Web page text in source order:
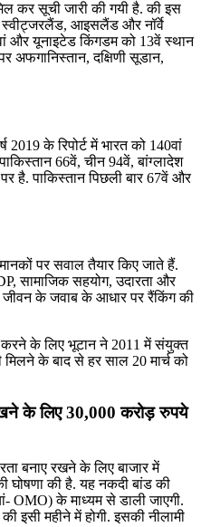
कर सूची जारी की गयी है. की इस
स्वीट्जरलैंड, आइसलैंड और नॉर्वे
और यूनाइटेड किंगडम को 13वें स्थान
अफगानिस्तान, दक्षिणी सूडान,
2019 के रिपोर्ट में भारत को 140वां
66वें, चीन 94वें, बांग्लादेश
है. पाकिस्तान पिछली बार 67वें और
पर सवाल तैयार किए जाते हैं.
सामाजिक सहयोग, उदारता और
जीवन के जवाब के आधार पर रैंकिंग की
के लिए भूटान ने 2011 में संयुक्त
मिलने के बाद से हर साल 20 मार्च को
के लिए 30,000 करोड़ रुपये
बनाए रखने के लिए बाजार में
घोषणा की है. यह नकदी बांड की
OMO) के माध्यम से डाली जाएगी.
इसी महीने में होगी. इसकी नीलामी